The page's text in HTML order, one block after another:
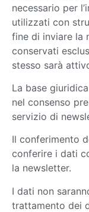
necessario per
utilizzati con
fine di inviare la
conservati
stesso sarà
La base
nel consenso
servizio di
Il conferimento
conferire i dati
la newsletter.
I dati non
trattamento dei